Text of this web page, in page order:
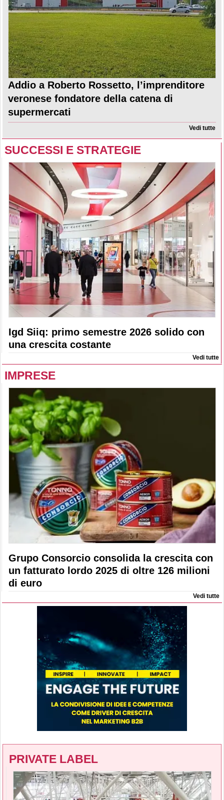
Addio a Roberto Rossetto, l’imprenditore
veronese fondatore della catena di
supermercati
Vedi tutte
SUCCESSI E STRATEGIE
Igd Siiq: primo semestre 2026 solido con
una crescita costante
Vedi tutte
IMPRESE
Grupo Consorcio consolida la crescita con
un fatturato lordo 2025 di oltre 126 milioni
di euro
Vedi tutte
PRIVATE LABEL